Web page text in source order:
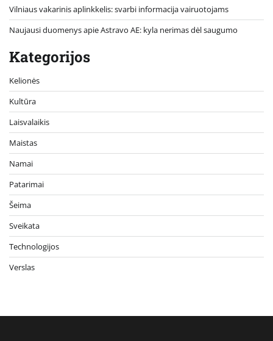
Vilniaus vakarinis aplinkkelis: svarbi informacija vairuotojams
Naujausi duomenys apie Astravo AE: kyla nerimas dėl saugumo
Kategorijos
Kelionės
Kultūra
Laisvalaikis
Maistas
Namai
Patarimai
Šeima
Sveikata
Technologijos
Verslas